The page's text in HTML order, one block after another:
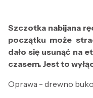
Szczotka nabijana
początku może
dało się usunąć na
czasem. Jest to
Oprawa - drewno